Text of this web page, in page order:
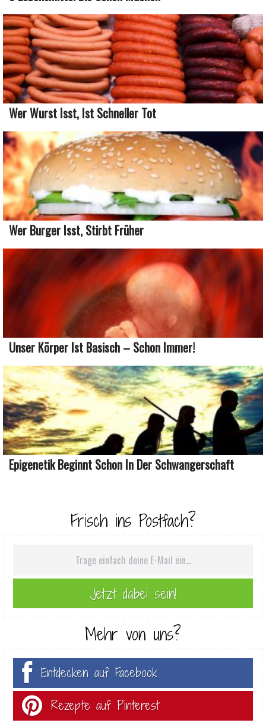
Wer Wurst Isst, Ist Schneller Tot
Wer Burger Isst, Stirbt Früher
Unser Körper Ist Basisch – Schon Immer!
Epigenetik Beginnt Schon In Der Schwangerschaft
Frisch ins Postfach?
Mehr von uns?
Entdecken auf Facebook
Rezepte auf Pinterest